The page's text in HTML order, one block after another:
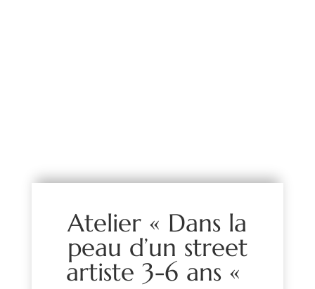
Atelier « Dans la
peau d’un street
artiste 3-6 ans «